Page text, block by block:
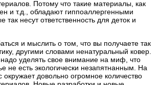
Потому что такие материалы, как
и т.д., обладают гиппоаллергенными
так несут ответственность для деток и
и мыслить о том, что вы получаете так
другими словами ненатуральный ковер.
надо уделять свое внимание на миф, что
не есть экологически незапятнанным. На
довольно огромное количество